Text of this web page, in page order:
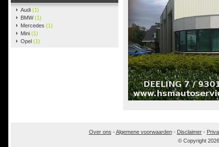
Audi (1)
BMW(1)
Mercedes (1)
Mini (1)
Opel (1)
Over ons -Algemene voorwaarden- Disclaimer-
© Copyright